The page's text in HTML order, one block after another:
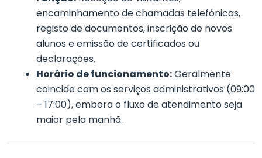
encaminhamento de chamadas telefónicas,
registo de documentos, inscrição de novos
alunos e emissão de certificados ou
declarações.
Horário de funcionamento:Geralmente
coincide com os serviços administrativos (09:00
– 17:00), embora o fluxo de atendimento seja
maior pela manhã.